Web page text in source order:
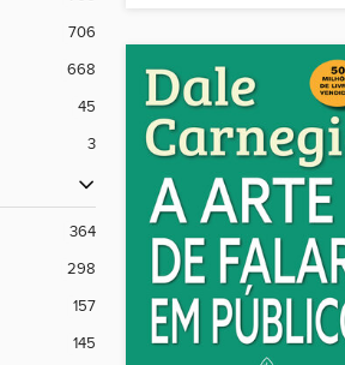
706
668
45
3
364
298
157
145